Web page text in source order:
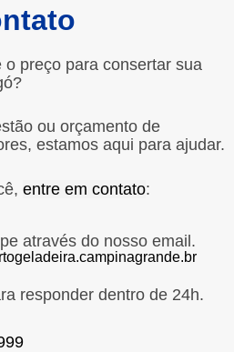
preço para consertar sua
ou orçamento de
estamos aqui para ajudar.
entre em contato:
através do nosso email.
responder dentro de 24h.